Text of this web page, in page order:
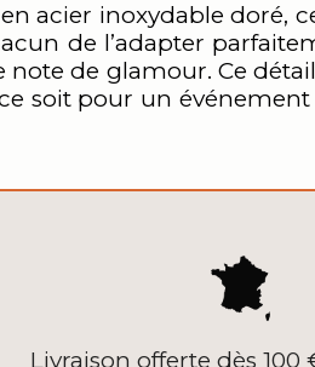
acier inoxydable doré,
de l’adapter
de glamour. Ce
soit pour un
Livraison offerte dès 100